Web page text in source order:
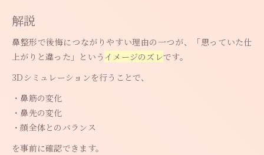
解説
鼻整形で後悔につながりやすい理由の一つが、「思っていた仕
上がりと違った」という イメージのズレです。
3Dシミュレーションを行うことで、
・鼻筋の変化
・鼻先の変化
・顔全体とのバランス
を事前に確認できます。